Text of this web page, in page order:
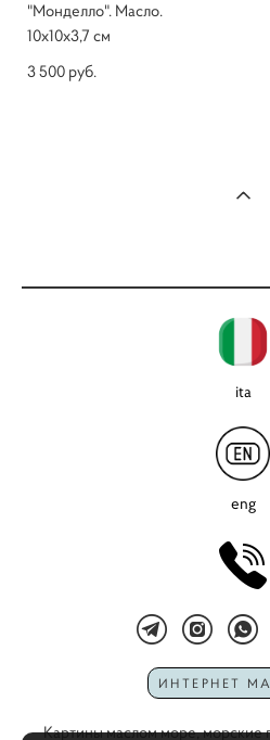
"Монделло". Масло.
10х10х3,7 см
3 500 pуб.
ita
eng
ИНТЕРНЕТ
Картины маслом море, морские